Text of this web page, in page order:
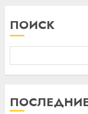
ПОИСК